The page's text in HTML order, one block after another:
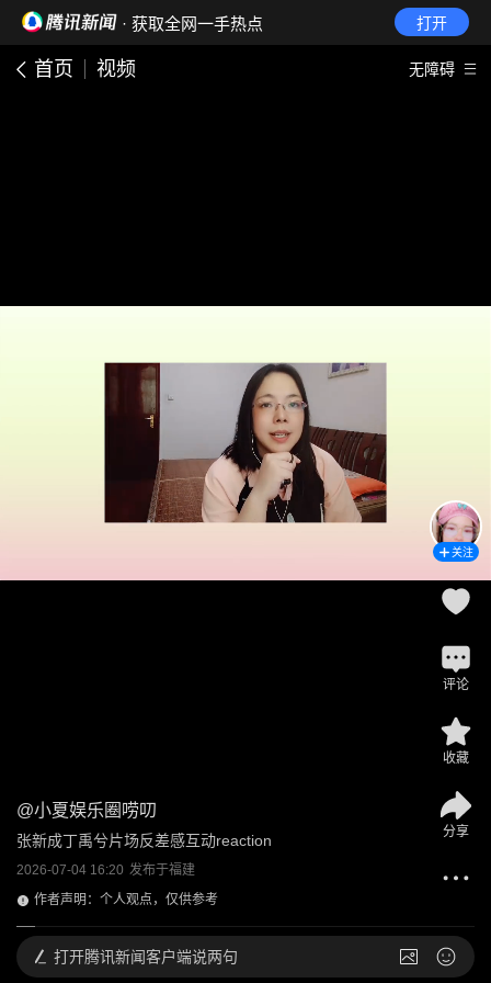
· 获取全网一手热点 打开
首页 视频 无障碍
@小夏娱乐圈唠叨
张新成丁禹兮片场反差感互动reaction
2026-07-04 16:20 发布于福建
作者声明：个人观点，仅供参考
关注
评论
收藏
分享
打开腾讯新闻客户端说两句